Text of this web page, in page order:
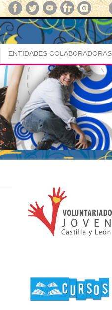
ENTIDADES COLABORADORAS